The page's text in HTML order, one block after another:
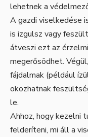
lehetnek a
A gazdi viselkedése
is izgulsz vagy
átveszi ezt az
megerősödhet.
fájdalmak (például
okozhatnak
le.
Ahhoz, hogy kezelni
felderíteni, mi áll a